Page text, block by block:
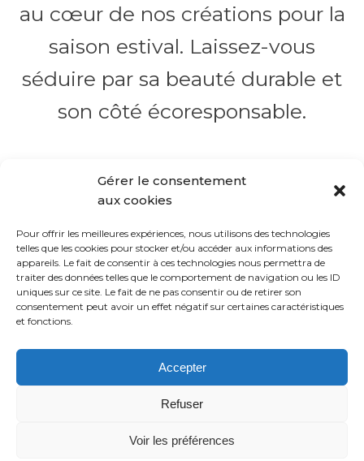
Gérer le consentement
aux cookies
Pour offrir les meilleures expériences, nous utilisons des technologies
telles que les cookies pour stocker et/ou accéder aux informations des
appareils. Le fait de consentir à ces technologies nous permettra de
traiter des données telles que le comportement de navigation ou les ID
uniques sur ce site. Le fait de ne pas consentir ou de retirer son
consentement peut avoir un effet négatif sur certaines caractéristiques
et fonctions.
Accepter
Refuser
Voir les préférences
au cœur de nos créations pour la
saison estival. Laissez-vous
séduire par sa beauté durable et
son côté écoresponsable.
DECLERCK
Facebook Instagram Linkedin Youtube